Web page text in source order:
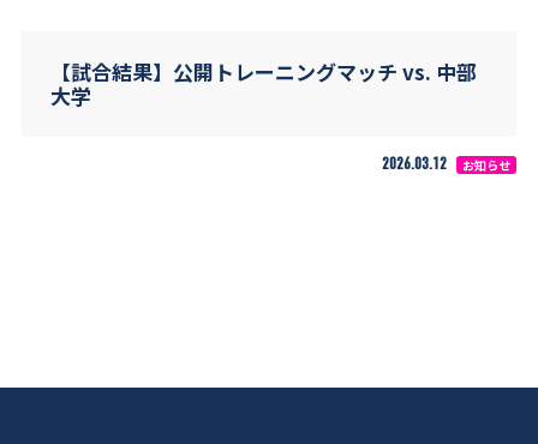
【試合結果】公開トレーニングマッチ vs. 中部
大学
2026.03.12 お知らせ